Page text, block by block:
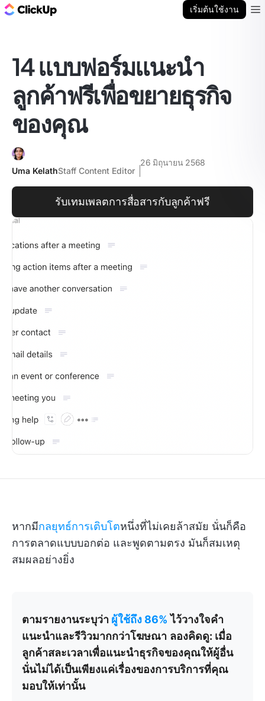
เริ่มต้นใช้งาน
14 แบบฟอร์มแนะนำ
ลูกค้าฟรีเพื่อขยายธุรกิจ
ของคุณ
Uma KelathStaff Content Editor
26 มิถุนายน 2568
รับเทมเพลตการสื่อสารกับลูกค้าฟรี
หากมีกลยุทธ์การเติบโตหนึ่งที่ไม่เคยล้าสมัย นั่นก็คือ
การตลาดแบบบอกต่อ และพูดตามตรง มันก็สมเหตุ
สมผลอย่างยิ่ง
ตามรายงานระบุว่า ผู้ใช้ถึง 86% ไว้วางใจคำ
แนะนำและรีวิวมากกว่าโฆษณา ลองคิดดู: เมื่อ
ลูกค้าสละเวลาเพื่อแนะนำธุรกิจของคุณให้ผู้อื่น
นั่นไม่ได้เป็นเพียงแค่เรื่องของการบริการที่คุณ
มอบให้เท่านั้น